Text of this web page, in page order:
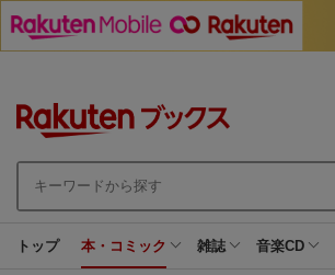
トップ 本・コミック 雑誌 音楽CD